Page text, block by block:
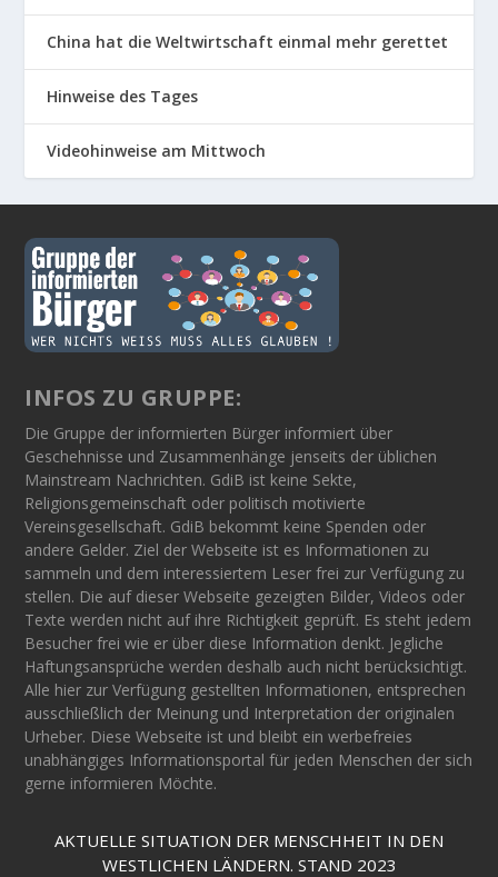
China hat die Weltwirtschaft einmal mehr gerettet
Hinweise des Tages
Videohinweise am Mittwoch
INFOS ZU GRUPPE:
Die Gruppe der informierten Bürger informiert über
Geschehnisse und Zusammenhänge jenseits der üblichen
Mainstream Nachrichten. GdiB ist keine Sekte,
Religionsgemeinschaft oder politisch motivierte
Vereinsgesellschaft. GdiB bekommt keine Spenden oder
andere Gelder. Ziel der Webseite ist es Informationen zu
sammeln und dem interessiertem Leser frei zur Verfügung zu
stellen. Die auf dieser Webseite gezeigten Bilder, Videos oder
Texte werden nicht auf ihre Richtigkeit geprüft. Es steht jedem
Besucher frei wie er über diese Information denkt. Jegliche
Haftungsansprüche werden deshalb auch nicht berücksichtigt.
Alle hier zur Verfügung gestellten Informationen, entsprechen
ausschließlich der Meinung und Interpretation der originalen
Urheber. Diese Webseite ist und bleibt ein werbefreies
unabhängiges Informationsportal für jeden Menschen der sich
gerne informieren Möchte.
AKTUELLE SITUATION DER MENSCHHEIT IN DEN
WESTLICHEN LÄNDERN. STAND 2023